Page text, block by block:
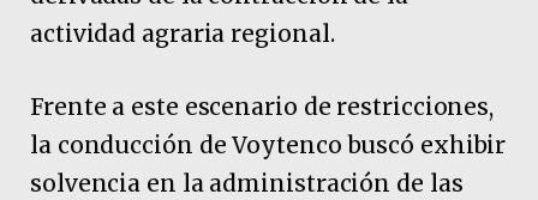
actividad agraria regional.
Frente a este escenario de restricciones,
la conducción de Voytenco buscó exhibir
solvencia en la administración de las